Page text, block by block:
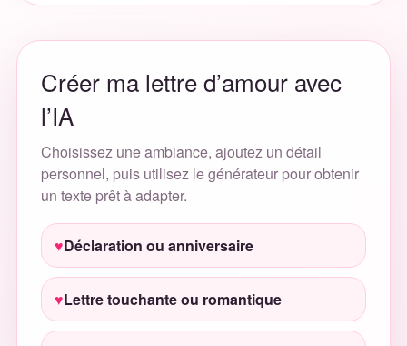
Créer ma lettre d’amour avec
l’IA
Choisissez une ambiance, ajoutez un détail
personnel, puis utilisez le générateur pour obtenir
un texte prêt à adapter.
Déclaration ou anniversaire
Lettre touchante ou romantique